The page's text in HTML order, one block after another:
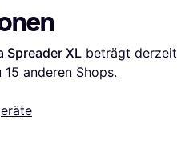
Spreader XL beträgt derzeit
15 anderen Shops.